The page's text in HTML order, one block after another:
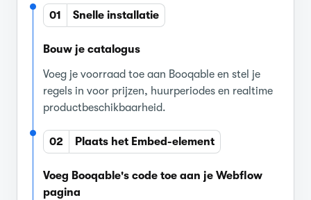
01 Snelle installatie
Bouw je catalogus
Voeg je voorraad toe aan Booqable en stel je
regels in voor prijzen, huurperiodes en realtime
productbeschikbaarheid.
02 Plaats het Embed-element
Voeg Booqable's code toe aan je Webflow
pagina